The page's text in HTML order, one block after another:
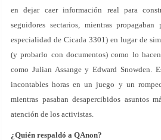
en dejar caer información real para
seguidores sectarios, mientras
especialidad de Cicada 3301) en lugar de
(y probarlo con documentos) como lo
como Julian Assange y Edward Snowden.
incontables horas en un juego y un
mientras pasaban desapercibidos asuntos
atención de los activistas.
¿Quién respaldó a QAnon?